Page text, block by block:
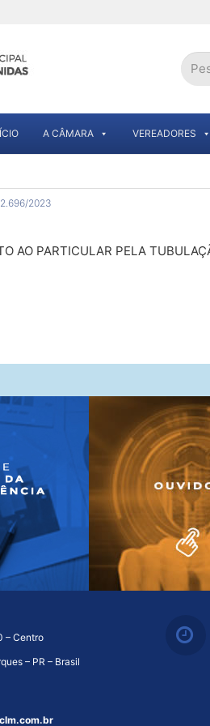
A CÂMARA VEREADORES
2023
AO PARTICULAR PELA
– Centro
– PR – Brasil